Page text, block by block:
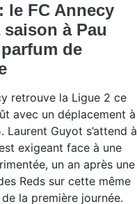
le FC Annecy
saison à Pau
de
retrouve la Ligue 2 ce
avec un déplacement à
Laurent Guyot s’attend à
exigeant face à une
un an après une
Reds sur cette même
la première journée.